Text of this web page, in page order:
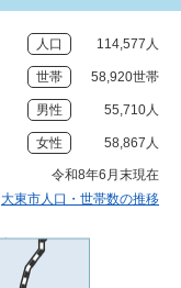
人口 114,577人
世帯 58,920世帯
男性 55,710人
女性 58,867人
令和8年6月末現在
大東市人口・世帯数の推移